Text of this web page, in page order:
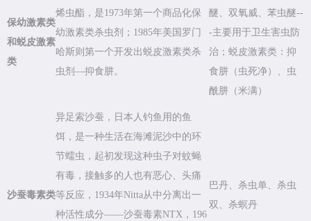
保幼激素类
和蜕皮激素
类
烯虫酯，是1973年第一个商品化保
幼激素类杀虫剂；1985年美国罗门
哈斯则第一个开发出蜕皮激素类杀
虫剂—抑食肼。
醚、双氧威、苯虫醚--
-主要用于卫生害虫防
治；蜕皮激素类：抑
食肼（虫死净）、虫
酰肼（米满）
沙蚕毒素类
异足索沙蚕，日本人钓鱼用的鱼
饵，是一种生活在海滩泥沙中的环
节蠕虫，起初发现这种虫子对蚊蝇
有毒，接触多的人也有恶心、头痛
等反应，1934年Nitta从中分离出一
种活性成分——沙蚕毒素NTX，196
巴丹、杀虫单、杀虫
双、杀螟丹